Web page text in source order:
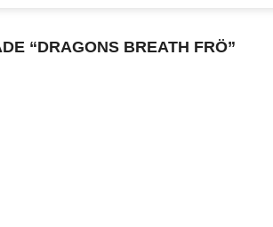
“DRAGONS BREATH FRÖ”